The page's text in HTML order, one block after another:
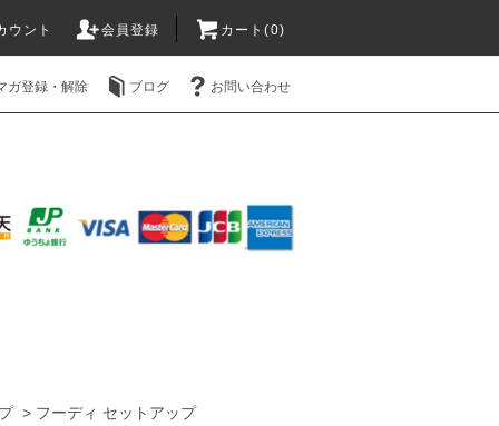
ウント 会員登録 カート(0)
ガ登録・解除 ブログ お問い合わせ
> フーディ セットアップ